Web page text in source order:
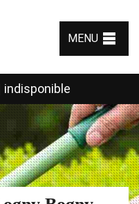
MENU
indisponible